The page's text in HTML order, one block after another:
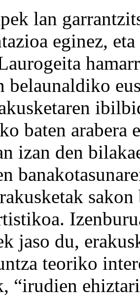
lan
eginez,
belaunaldiko
baten arabera
izan den
jaso du,
teoriko
“irudien